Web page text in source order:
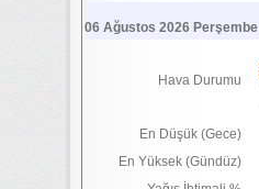
06 Ağustos 2026 Perşembe
Hava Durumu
En Düşük (Gece)
En Yüksek (Gündüz)